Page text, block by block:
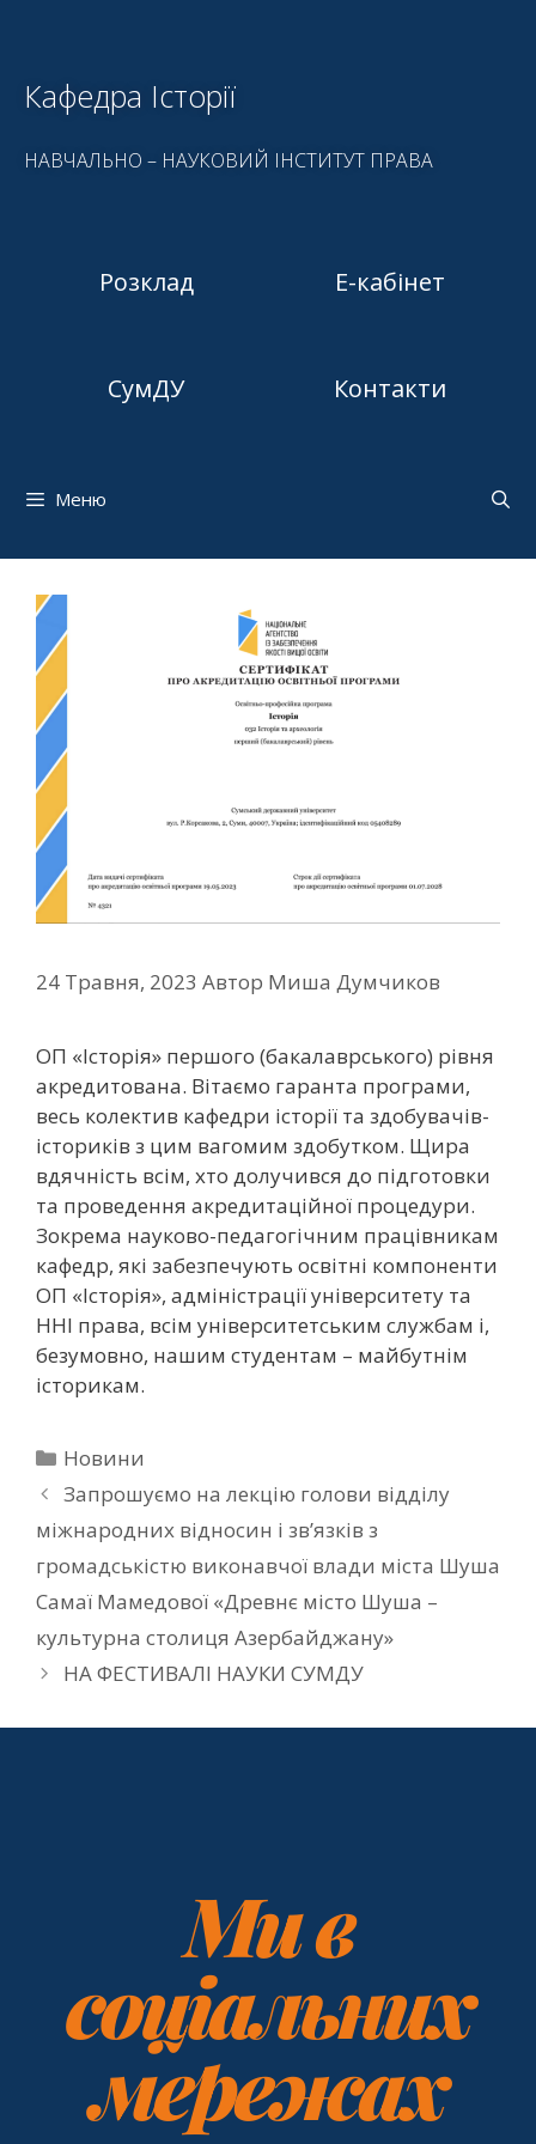
Кафедра Історії
НАВЧАЛЬНО – НАУКОВИЙ ІНСТИТУТ ПРАВА
Розклад Е-кабінет
СумДУ Контакти
Меню
24 Травня, 2023 Автор Миша Думчиков
ОП «Історія» першого (бакалаврського) рівня
акредитована. Вітаємо гаранта програми,
весь колектив кафедри історії та здобувачів-
істориків з цим вагомим здобутком. Щира
вдячність всім, хто долучився до підготовки
та проведення акредитаційної процедури.
Зокрема науково-педагогічним працівникам
кафедр, які забезпечують освітні компоненти
ОП «Історія», адміністрації університету та
ННІ права, всім університетським службам і,
безумовно, нашим студентам – майбутнім
історикам.
Новини
Запрошуємо на лекцію голови відділу
міжнародних відносин і зв’язків з
громадськістю виконавчої влади міста Шуша
Самаї Мамедової «Древнє місто Шуша –
культурна столиця Азербайджану»
НА ФЕСТИВАЛІ НАУКИ СУМДУ
Ми в
соціальних
мережах